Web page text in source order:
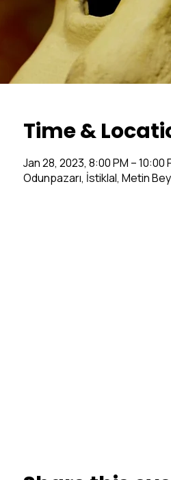
Time &
Jan 28, 2023, 8:00 PM – 10:00
Odunpazarı, İstiklal, Metin